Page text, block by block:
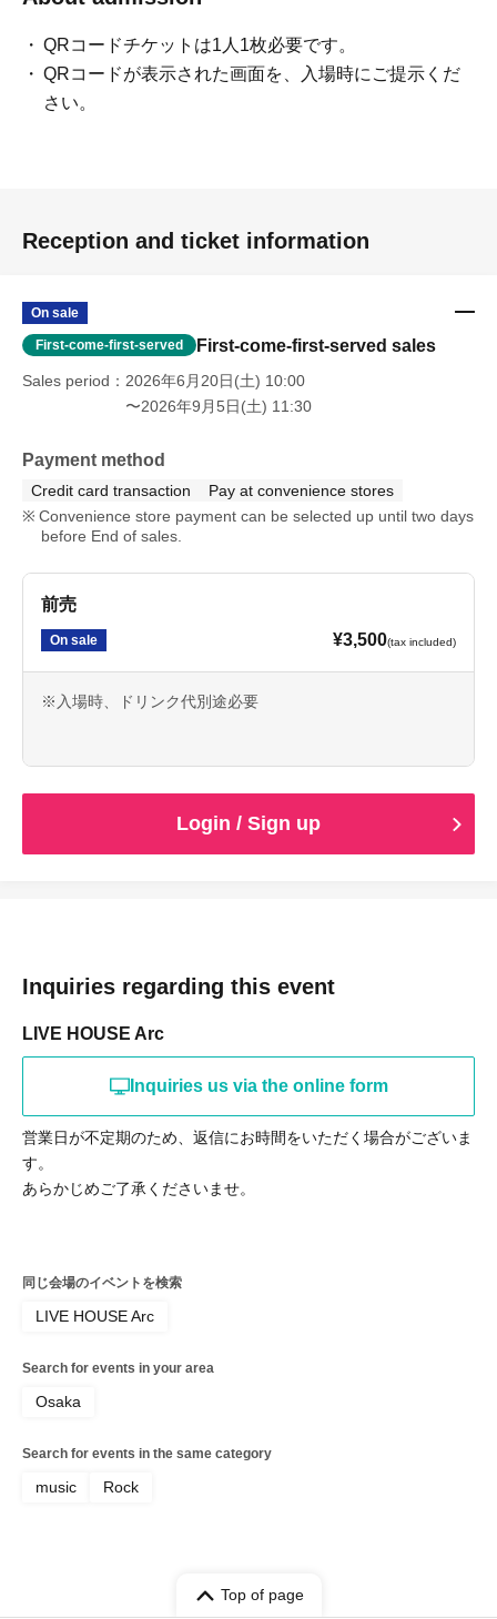
QRコードチケットは1人1枚必要です。
QRコードが表示された画面を、入場時にご提示くだ
さい。
Reception and ticket information
On sale
First-come-first-served First-come-first-served sales
Sales period
2026年6月20日(土) 10:00
〜2026年9月5日(土) 11:30
Payment method
Credit card transaction
Pay at convenience stores
Convenience store payment can be selected up until two days
before End of sales.
前売
On sale ¥3,500(tax included)
※入場時、ドリンク代別途必要
Login / Sign up
Inquiries regarding this event
LIVE HOUSE Arc
Inquiries us via the online form
営業日が不定期のため、返信にお時間をいただく場合がございま
す。
あらかじめご了承くださいませ。
同じ会場のイベントを検索
LIVE HOUSE Arc
Search for events in your area
Osaka
Search for events in the same category
music Rock
Top of page